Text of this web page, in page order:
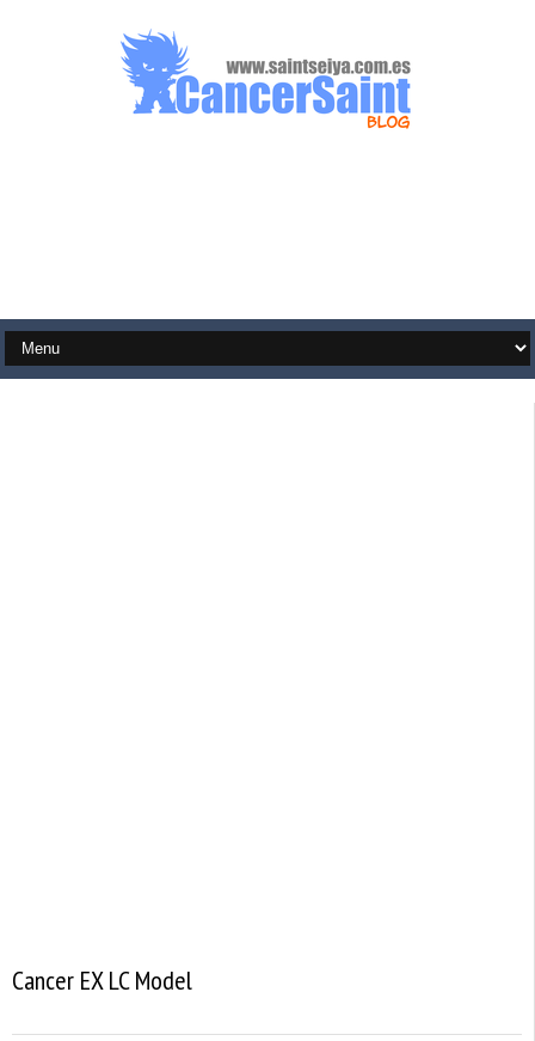
Cancer EX LC Model